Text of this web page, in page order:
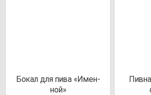
Бокал для пи­ва «Имен­
ной»